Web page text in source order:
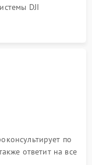
DJI
по
ответит на все